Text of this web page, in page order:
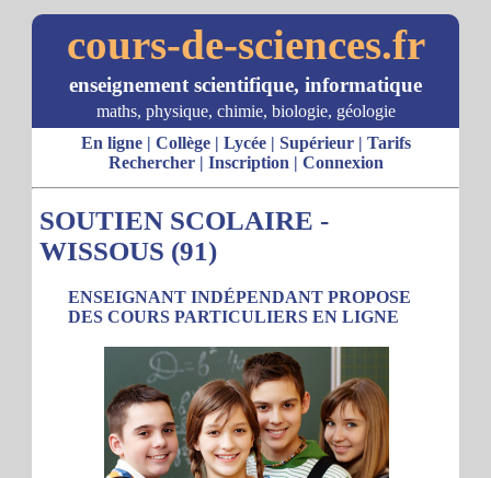
cours-de-sciences.fr
enseignement scientifique, informatique
maths, physique, chimie, biologie, géologie
En ligne| Collège| Lycée| Supérieur| Tarifs
Rechercher| Inscription | Connexion
SOUTIEN SCOLAIRE -
WISSOUS (91)
ENSEIGNANT INDÉPENDANT PROPOSE
DES COURS PARTICULIERS EN LIGNE